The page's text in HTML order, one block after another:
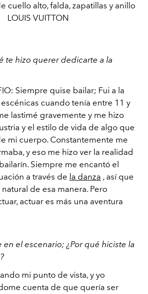
cuello alto, falda, zapatillas y anillo
LOUIS VUITTON
te hizo querer dedicarte a la
Siempre quise bailar; Fui a la
cuando tenía entre 11 y
lastimé gravemente y me hizo
y el estilo de vida de algo que
mi cuerpo. Constantemente me
y eso me hizo ver la realidad
Siempre me encantó el
a través de la danza , así que
de esa manera. Pero
actuar es más una aventura
en el escenario; ¿Por qué hiciste la
mi punto de vista, y yo
cuenta de que quería ser